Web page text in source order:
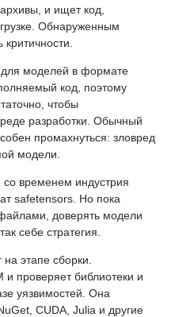
и ищет код,
Обнаруженным
моделей в формате
код, поэтому
чтобы
разработки. Обычный
промахнуться: зловред
модели.
со временем индустрия
safetensors. Но пока
доверять модели
себе стратегия.
этапе сборки.
проверяет библиотеки и
уязвимостей. Она
CUDA, Julia и другие